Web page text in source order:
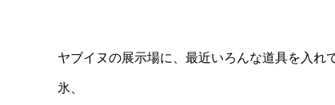
ヤブイヌの展示場に、最近いろんな道具を入れ
氷、